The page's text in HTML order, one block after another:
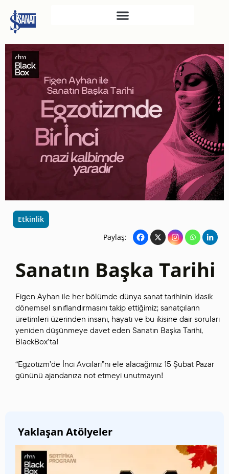
TÜRKIYE İŞ BANKASI
RESIM HEYKEL MÜZESI
TÜRKIYE İŞ BANKASI
MÜZESI
İKTISADI BAĞIMSIZLIK
MÜZESI
ATATÜRK KÜTÜPHANESI
KÜLTÜREL MIRASA
DESTEK
Etkinlik
Paylaş:
Sanatın Başka Tarihi
Figen Ayhan ile her bölümde dünya sanat tarihinin klasik
dönemsel sınıflandırmasını takip ettiğimiz; sanatçıların
üretimleri üzerinden insanı, hayatı ve bu ikisine dair soruları
yeniden düşünmeye davet eden Sanatın Başka Tarihi,
BlackBox’ta!
“Egzotizm’de İnci Avcıları”nı ele alacağımız 15 Şubat Pazar
gününü ajandanıza not etmeyi unutmayın!
Yaklaşan Atölyeler